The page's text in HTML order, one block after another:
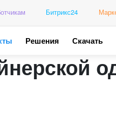
Битрикс24
Решения Скачать